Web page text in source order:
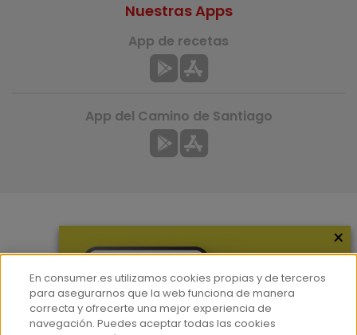
Hemeroteca
Contacto
Nuestras Apps
App de recetas
App del Camino de Santiago
×
En consumer.es utilizamos cookies propias y de terceros
para asegurarnos que la web funciona de manera
correcta y ofrecerte una mejor experiencia de
navegación. Puedes aceptar todas las cookies